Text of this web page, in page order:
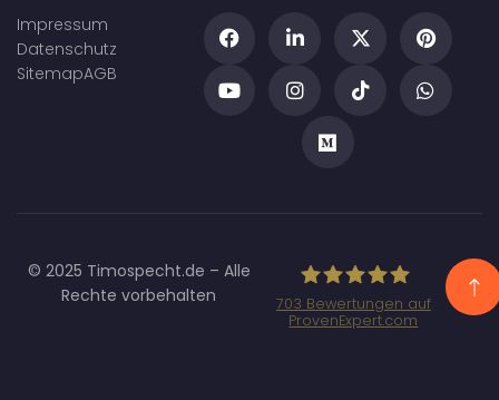
Impressum
Datenschutz
SitemapAGB
© 2025 Timospecht.de – Alle
Rechte vorbehalten
703 Bewertungen auf
ProvenExpert.com